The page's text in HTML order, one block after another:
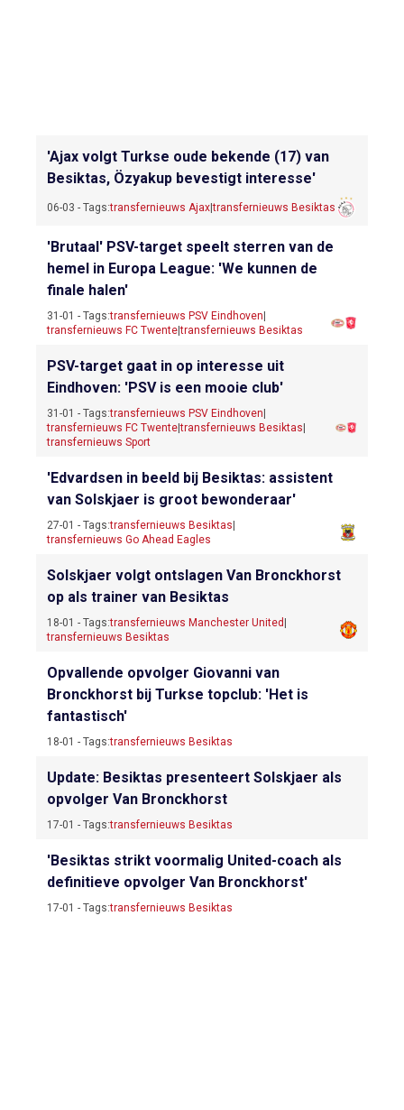
'Ajax volgt Turkse oude bekende (17) van
Besiktas, Özyakup bevestigt interesse'
06-03 - Tags:transfernieuws Ajax|transfernieuws Besiktas
'Brutaal' PSV-target speelt sterren van de
hemel in Europa League: 'We kunnen de
finale halen'
31-01 - Tags:transfernieuws PSV Eindhoven
transfernieuws FC Twente|transfernieuws Besiktas
PSV-target gaat in op interesse uit
Eindhoven: 'PSV is een mooie club'
31-01 - Tags:transfernieuws PSV Eindhoven
transfernieuws FC Twente|transfernieuws Besiktas
transfernieuws Sport
'Edvardsen in beeld bij Besiktas: assistent
van Solskjaer is groot bewonderaar'
27-01 - Tags:transfernieuws Besiktas
transfernieuws Go Ahead Eagles
Solskjaer volgt ontslagen Van Bronckhorst
op als trainer van Besiktas
18-01 - Tags:transfernieuws Manchester United
transfernieuws Besiktas
Opvallende opvolger Giovanni van
Bronckhorst bij Turkse topclub: 'Het is
fantastisch'
18-01 - Tags:transfernieuws Besiktas
Update: Besiktas presenteert Solskjaer als
opvolger Van Bronckhorst
17-01 - Tags:transfernieuws Besiktas
'Besiktas strikt voormalig United-coach als
definitieve opvolger Van Bronckhorst'
17-01 - Tags:transfernieuws Besiktas